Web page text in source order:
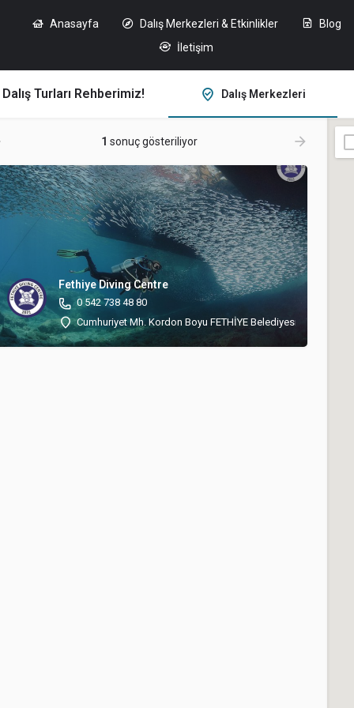
Anasayfa Dalış Merkezleri & Etkinlikler
Blog
İletişim
Turları Rehberimiz! Dalış Merkezleri
1 sonuç gösteriliyor
Fethiye Diving Centre
0 542 738 48 80
Cumhuriyet Mh. Kordon Boyu FETHİYE Belediyesi Binası Arkası